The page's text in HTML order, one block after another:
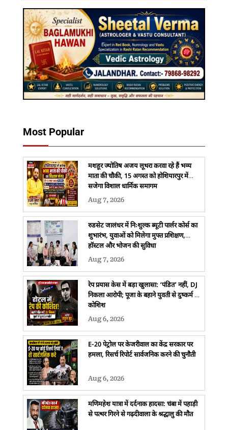
Most Popular
मशहूर ज्योतिष अजय लूथरा करवा रहे हैं भव्य
माता की चौकी, 15 अगस्त को होशियारपुर में
सजेगा विशाल धार्मिक समागम
Aug 7, 2026
रुडसेट जालंधर में निःशुल्क ब्यूटी पार्लर कोर्स का
शुभारंभ, युवाओं को मिलेगा मुफ्त प्रशिक्षण,
हॉस्टल और भोजन की सुविधा
Aug 7, 2026
रेप प्रयास केस में बड़ा खुलासा: ‘पंडित’ नहीं, DJ
निकला आरोपी; पूजा के बहाने युवती से दुष्कर्म की
कोशिश
Aug 6, 2026
E-20 पेट्रोल पर केजरीवाल का केंद्र सरकार पर
हमला, रिसर्च रिपोर्ट सार्वजनिक करने की चुनौती
Aug 6, 2026
मणिमहेश यात्रा में दर्दनाक हादसा: चंबा में पहाड़ी
से पत्थर गिरने से गढ़दीवाला के श्रद्धालु की मौत